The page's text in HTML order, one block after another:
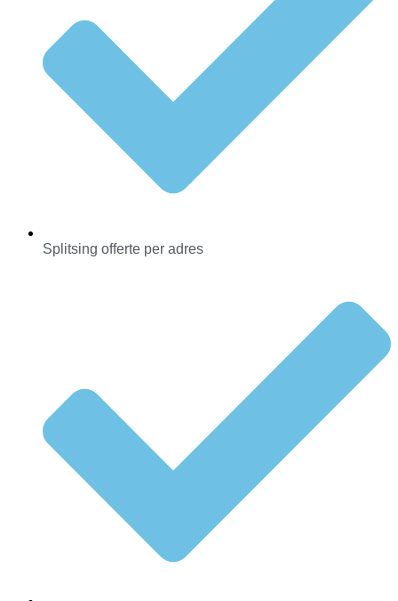
Splitsing offerte per adres